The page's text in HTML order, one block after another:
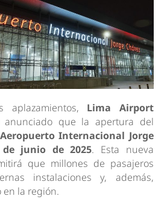
aplazamientos, Lima Airport
anunciado que la apertura del
Aeropuerto Internacional Jorge
junio de 2025. Esta nueva
que millones de pasajeros
instalaciones y, además,
la región.